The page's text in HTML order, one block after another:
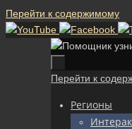
Перейти к содержимому
Перейти к
Регионы